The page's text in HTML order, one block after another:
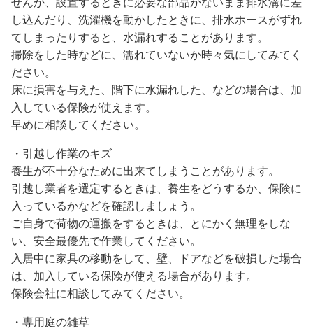
せんが、設置するときに必要な部品がないまま排水溝に差
し込んだり、洗濯機を動かしたときに、排水ホースがずれ
てしまったりすると、水漏れすることがあります。
掃除をした時などに、濡れていないか時々気にしてみてく
ださい。
床に損害を与えた、階下に水漏れした、などの場合は、加
入している保険が使えます。
早めに相談してください。
・引越し作業のキズ
養生が不十分なために出来てしまうことがあります。
引越し業者を選定するときは、養生をどうするか、保険に
入っているかなどを確認しましょう。
ご自身で荷物の運搬をするときは、とにかく無理をしな
い、安全最優先で作業してください。
入居中に家具の移動をして、壁、ドアなどを破損した場合
は、加入している保険が使える場合があります。
保険会社に相談してみてください。
・専用庭の雑草